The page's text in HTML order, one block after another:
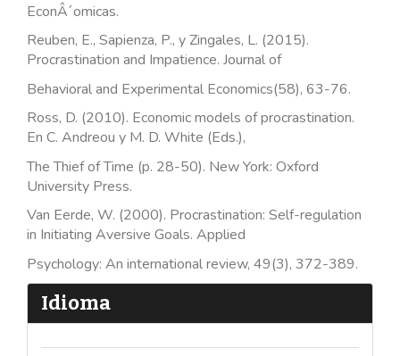
EconÂ´omicas.
Reuben, E., Sapienza, P., y Zingales, L. (2015).
Procrastination and Impatience. Journal of
Behavioral and Experimental Economics(58), 63-76.
Ross, D. (2010). Economic models of procrastination.
En C. Andreou y M. D. White (Eds.),
The Thief of Time (p. 28-50). New York: Oxford
University Press.
Van Eerde, W. (2000). Procrastination: Self-regulation
in Initiating Aversive Goals. Applied
Psychology: An international review, 49(3), 372-389.
Idioma